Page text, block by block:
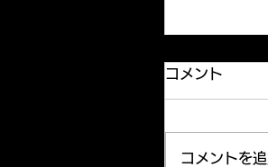
Our new
junior in
joined our
コメント
コメントを